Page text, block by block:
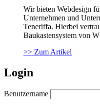
Wir bieten Webdesign
Unternehmen und
Teneriffa. Hierbei
Baukastensystem von
>> Zum Artikel
Login
Benutzername